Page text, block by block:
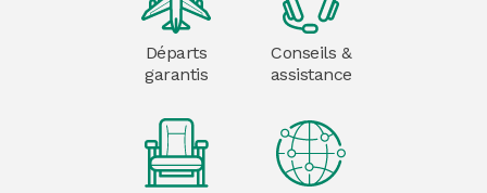
Départs
garantis
Conseils &
assistance